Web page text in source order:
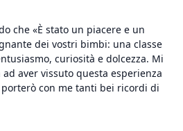
che «È stato un piacere e un
dei vostri bimbi: una classe
curiosità e dolcezza. Mi
aver vissuto questa esperienza
con me tanti bei ricordi di